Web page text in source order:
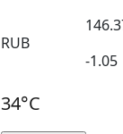
RUB
-1.05
34°C